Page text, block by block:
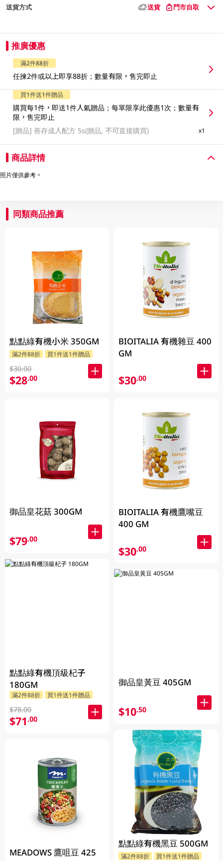
送貨方式 送貨 門市自取
推廣優惠
滿2件88折
任揀2件或以上即享88折；數量有限，售完即止
買1件送1件贈品
購買每1件，即送1件人氣贈品；每單限享此優惠1次；數量有
限，售完即止
[贈品]善存成人配方 5s(贈品, 不可直接購買) x1
商品詳情
照片僅供參考。
同類商品推薦
點點綠有機小米 350GM
滿2件88折 買1件送1件贈品
$30.00
$28.00
御品皇花菇 300GM
$79.00
點點綠有機頂級杞子
180GM
滿2件88折 買1件送1件贈品
$78.00
$71.00
MEADOWS 鷹咀豆 425
BIOITALIA 有機雜豆 400
GM
$30.00
BIOITALIA 有機鷹嘴豆
400 GM
$30.00
御品皇黃豆 405GM
$10.50
點點綠有機黑豆 500GM
滿2件88折 買1件送1件贈品